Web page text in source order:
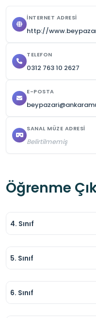
İNTERNET ADRESI
http://
TELEFON
0312 763 10 2627
E-POSTA
SANAL MÜZE ADRESI
Belirtilmemiş
Öğrenme
4. Sınıf
5. Sınıf
6. Sınıf